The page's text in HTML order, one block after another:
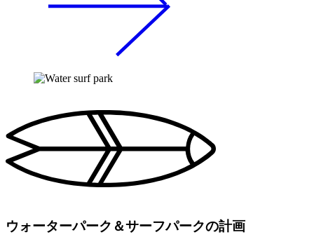
ウォーターパーク＆サーフパークの計画